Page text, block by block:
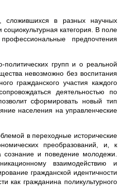
сложившихся в разных научных
категория. В поле
предпочтения
групп и о реальной
невозможно без воспитания
гражданского участия каждого
деятельностью по
сформировать новый тип
населения на управленческие
в переходные исторические
преобразований, и, к
и поведение молодежи.
взаимодействию и
гражданской идентичности
как гражданина поликультурного